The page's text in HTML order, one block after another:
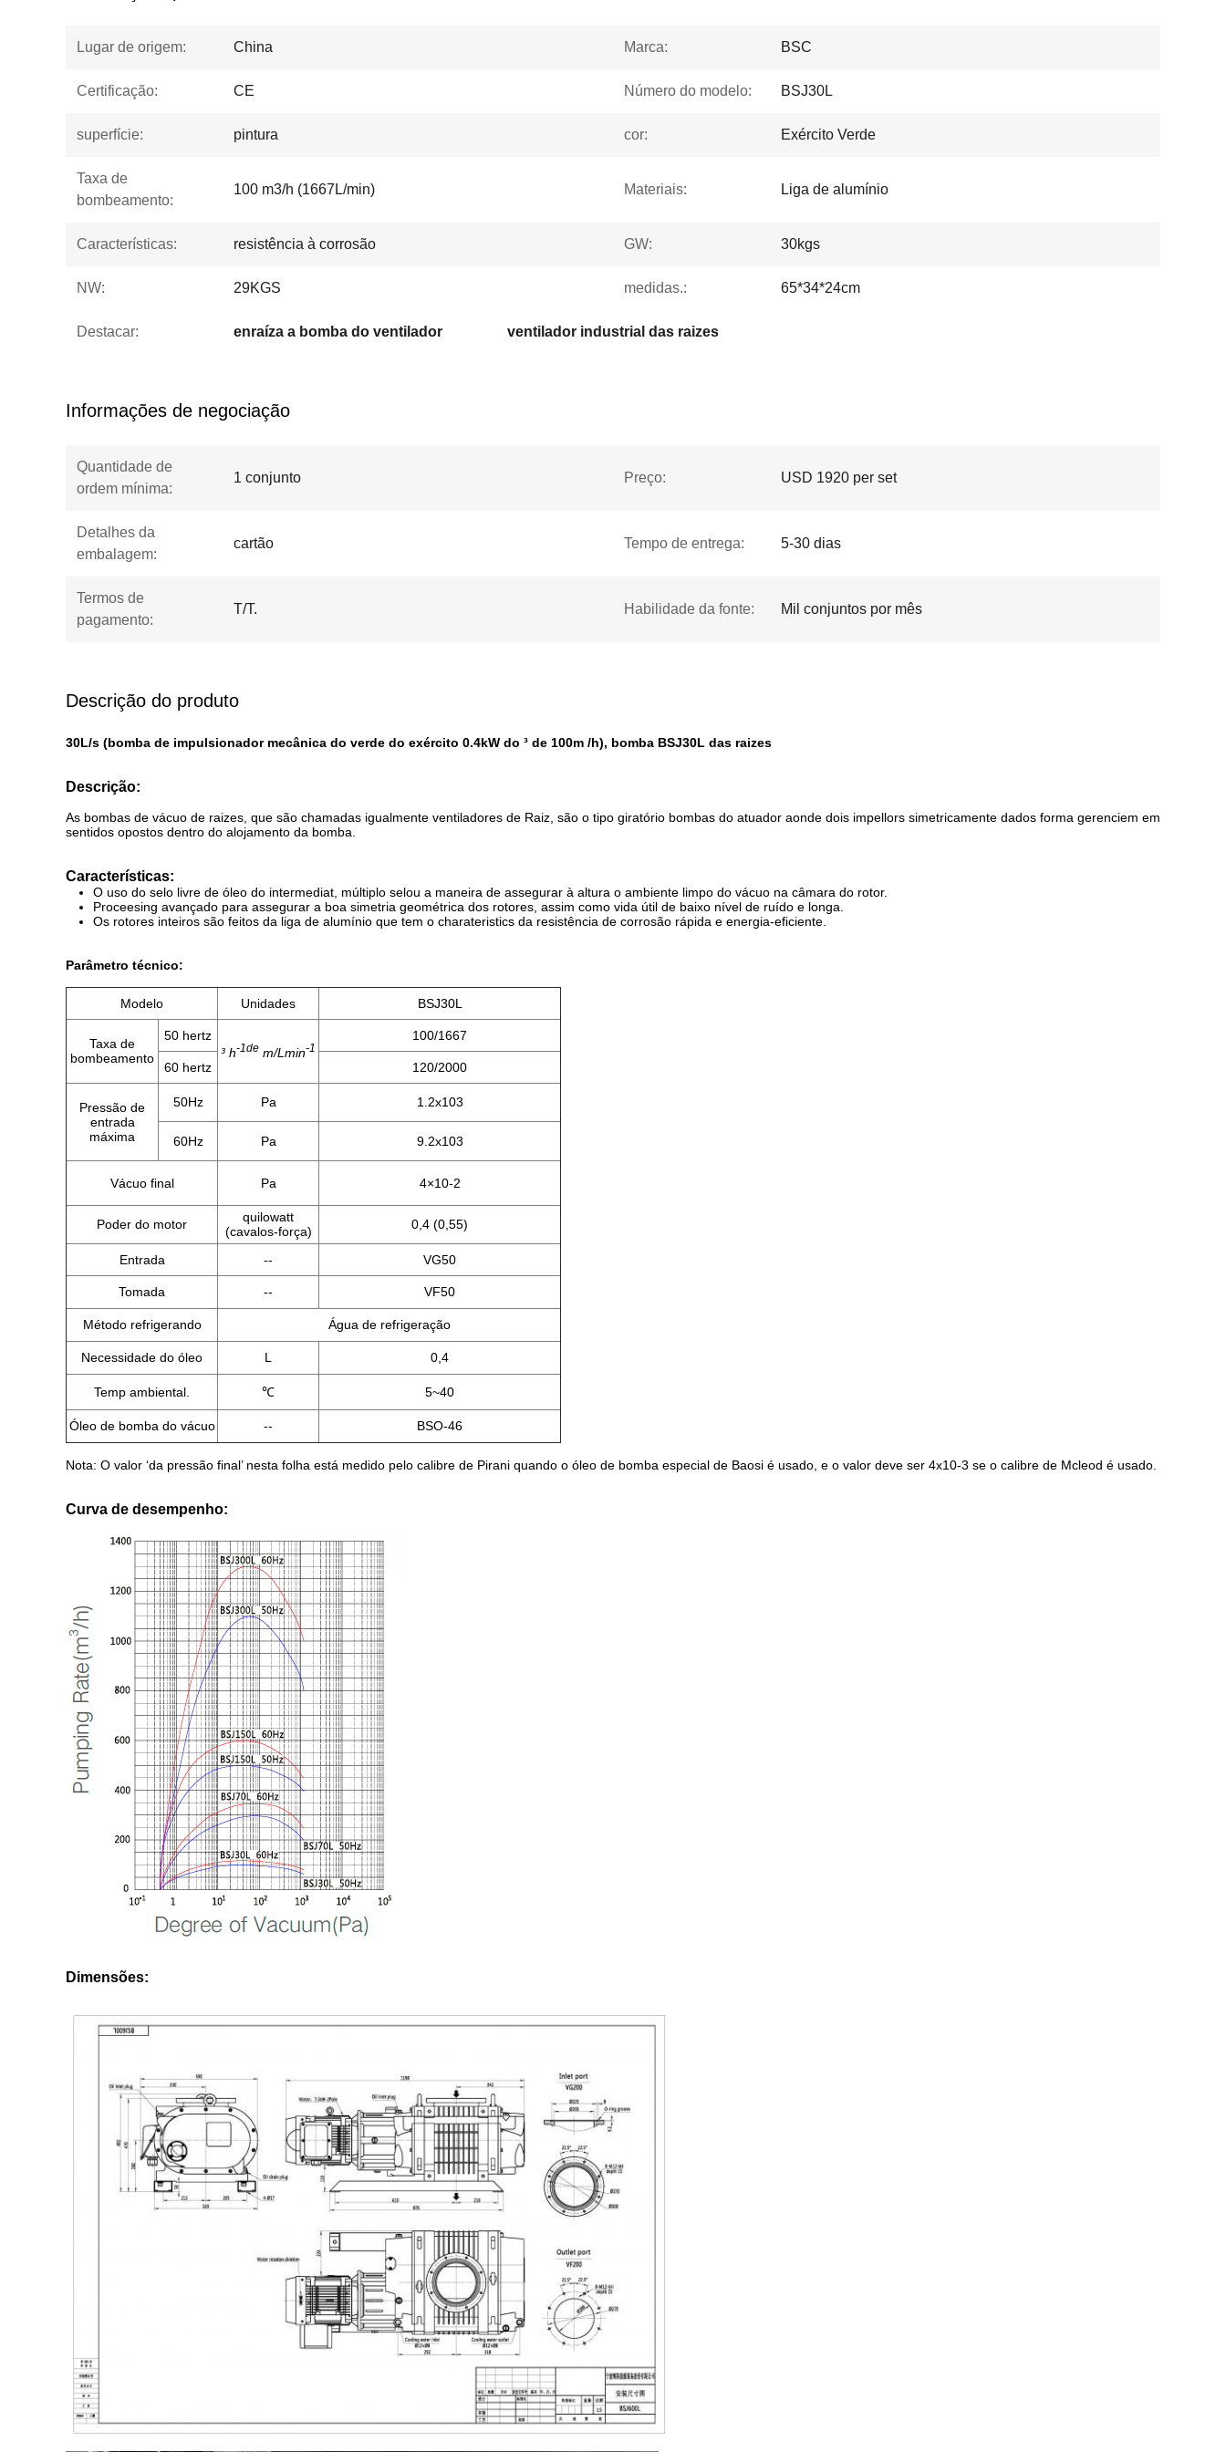
Lugar de origem: China Marca: BSC
Certificação: CE Número do modelo: BSJ30L
superfície: pintura cor: Exército Verde
Taxa de
bombeamento:
100 m3/h (1667L/min) Materiais: Liga de alumínio
Características: resistência à corrosão GW: 30kgs
NW: 29KGS medidas.: 65*34*24cm
Destacar: enraíza a bomba do ventilador ventilador industrial das raizes
Informações de negociação
Quantidade de
ordem mínima:
1 conjunto Preço: USD 1920 per set
Detalhes da
embalagem:
cartão Tempo de entrega: 5-30 dias
Termos de
pagamento:
T/T. Habilidade da fonte: Mil conjuntos por mês
Descrição do produto
30L/s (bomba de impulsionador mecânica do verde do exército 0.4kW do ³ de 100m /h), bomba BSJ30L das raizes
Descrição:
As bombas de vácuo de raizes, que são chamadas igualmente ventiladores de Raiz, são o tipo giratório bombas do atuador aonde dois impellors simetricamente dados forma gerenciem em
sentidos opostos dentro do alojamento da bomba.
Características:
O uso do selo livre de óleo do intermediat, múltiplo selou a maneira de assegurar à altura o ambiente limpo do vácuo na câmara do rotor.
Proceesing avançado para assegurar a boa simetria geométrica dos rotores, assim como vida útil de baixo nível de ruído e longa.
Os rotores inteiros são feitos da liga de alumínio que tem o charateristics da resistência de corrosão rápida e energia-eficiente.
Parâmetro técnico:
Modelo Unidades BSJ30L
Taxa de
bombeamento
50 hertz
³ h-1de m/Lmin-1
100/1667
60 hertz 120/2000
Pressão de
entrada
máxima
50Hz Pa 1.2x103
60Hz Pa 9.2x103
Vácuo final Pa 4×10-2
Poder do motor
quilowatt
(cavalos-força)
0,4 (0,55)
Entrada -- VG50
Tomada -- VF50
Método refrigerando Água de refrigeração
Necessidade do óleo L 0,4
Temp ambiental. ℃ 5~40
Óleo de bomba do vácuo -- BSO-46
Nota: O valor ‘da pressão final’ nesta folha está medido pelo calibre de Pirani quando o óleo de bomba especial de Baosi é usado, e o valor deve ser 4x10-3 se o calibre de Mcleod é usado.
Curva de desempenho:
Dimensões: